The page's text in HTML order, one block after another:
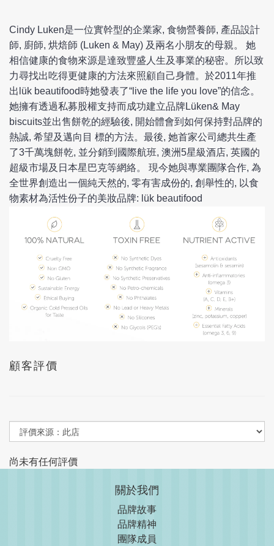
Cindy Luken是一位實幹型的企業家, 食物營養師, 產品設計
師, 廚師, 烘焙師 (Luken & May) 及兩名小朋友的母親。 她
相信健康的食物來源是達致豐盛人生及事業的秘密。所以致
力尋找出吃得更健康的方法來照顧自己身體。於2011年推
出lük beautifood時她發表了“live the life you love”的信念。
她擁有透過私募股權支持而成功建立品牌Lüken& May
biscuits並出售餅乾的經驗後, 開始體會到如何保持對品牌的
熱誠, 希望及邁向目 標的方法。最後, 她首家公司總共生產
了3千萬塊餅乾, 並分銷到國際航班, 澳洲5星級酒店, 英國的
超級市場及日本星巴克等網絡。 現今她與專業團隊合作, 為
全世界創造出一個純天然的, 零有害成份的, 創舉性的, 以食
物素材為活性份子的美妝品牌: lük beautifood
顧客評價
尚未有任何評價
關於我們
品牌故事
品牌精神
團隊成員